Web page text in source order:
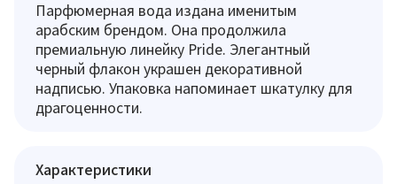
Парфюмерная вода издана именитым
арабским брендом. Она продолжила
премиальную линейку Pride. Элегантный
черный флакон украшен декоративной
надписью. Упаковка напоминает шкатулку для
драгоценности.
Характеристики